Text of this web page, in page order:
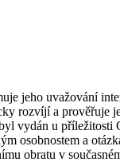
jeho uvažování
rozvíjí a prověřuje
vydán u příležitosti
osobnostem a
obratu v